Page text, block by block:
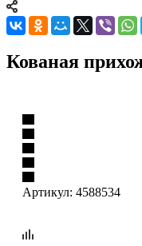
Кованая
Артикул: 4588534